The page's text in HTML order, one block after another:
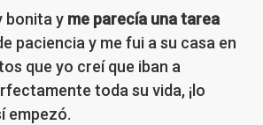
bonita y me parecía una tarea
paciencia y me fui a su casa en
que yo creí que iban a
toda su vida, ¡lo
empezó.